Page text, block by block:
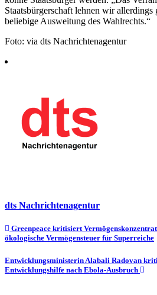
Staatsbürgerschaft lehnen wir allerdings
beliebige Ausweitung des Wahlrechts.“
Foto: via dts Nachrichtenagentur
dts Nachrichtenagentur
Beitragsnavigation
Greenpeace kritisiert
ökologische Vermögensteuer für Superreiche
Entwicklungsministerin Alabali Radovan
Entwicklungshilfe nach Ebola-Ausbruch